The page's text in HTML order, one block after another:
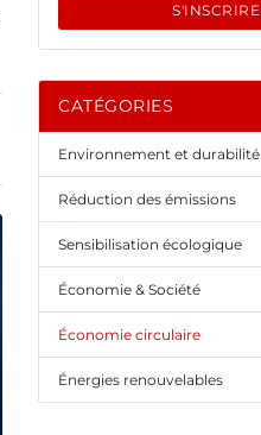
S'INSCRIRE
CATÉGORIES
Environnement et durabilité
Réduction des émissions
Sensibilisation écologique
Économie & Société
Économie circulaire
Énergies renouvelables